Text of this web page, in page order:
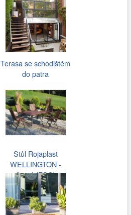
Terasa se schodištěm
do patra
Stůl Rojaplast
WELLINGTON -
černý (FSC)